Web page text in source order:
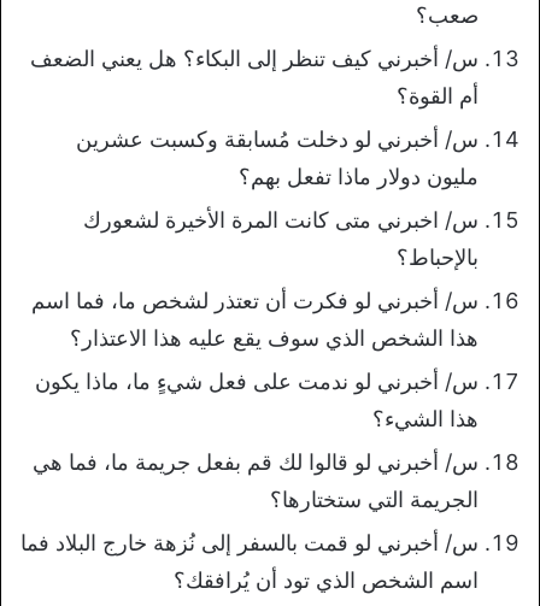
صعب؟
س/ أخبرني كيف تنظر إلى البكاء؟ هل يعني الضعف
أم القوة؟
س/ أخبرني لو دخلت مُسابقة وكسبت عشرين
مليون دولار ماذا تفعل بهم؟
س/ اخبرني متى كانت المرة الأخيرة لشعورك
بالإحباط؟
س/ أخبرني لو فكرت أن تعتذر لشخص ما، فما اسم
هذا الشخص الذي سوف يقع عليه هذا الاعتذار؟
س/ أخبرني لو ندمت على فعل شيءٍ ما، ماذا يكون
هذا الشيء؟
س/ أخبرني لو قالوا لك قم بفعل جريمة ما، فما هي
الجريمة التي ستختارها؟
س/ أخبرني لو قمت بالسفر إلى نُزهة خارج البلاد فما
اسم الشخص الذي تود أن يُرافقك؟